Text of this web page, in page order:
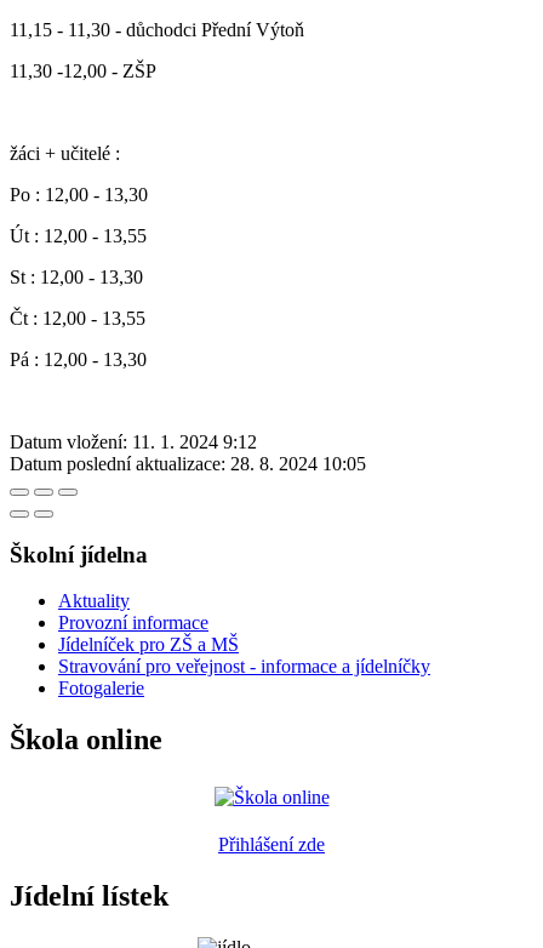
11,15 - 11,30 - důchodci Přední Výtoň
11,30 -12,00 - ZŠP
žáci + učitelé :
Po : 12,00 - 13,30
Út : 12,00 - 13,55
St : 12,00 - 13,30
Čt : 12,00 - 13,55
Pá : 12,00 - 13,30
Datum vložení: 11. 1. 2024 9:12
Datum poslední aktualizace: 28. 8. 2024 10:05
Školní jídelna
Aktuality
Provozní informace
Jídelníček pro ZŠ a MŠ
Stravování pro veřejnost - informace a jídelníčky
Fotogalerie
Škola online
Přihlášení zde
Jídelní lístek